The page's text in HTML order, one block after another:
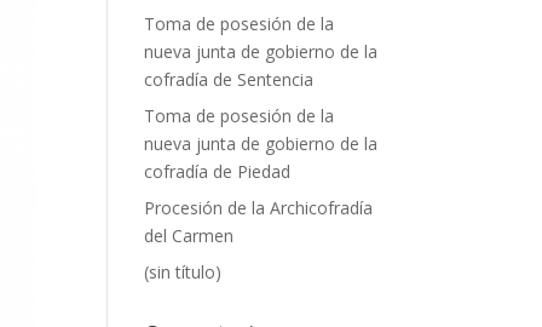
Toma de posesión de la
nueva junta de gobierno de la
cofradía de Sentencia
Toma de posesión de la
nueva junta de gobierno de la
cofradía de Piedad
Procesión de la Archicofradía
del Carmen
(sin título)